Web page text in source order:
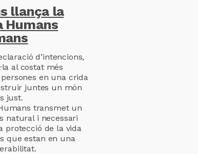
llança la
Humans
d’intencions,
al costat més
en una crida
juntes un món
just.
transmet un
natural i necessari
protecció de la vida
que estan en una